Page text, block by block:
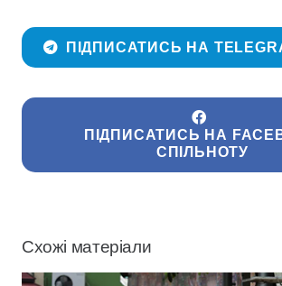
ПІДПИСАТИСЬ НА
ПІДПИСАТИСЬ НА
СПІЛЬНОТУ
Схожі матеріали